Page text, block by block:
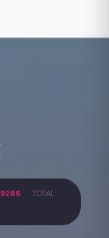
9286TOTAL